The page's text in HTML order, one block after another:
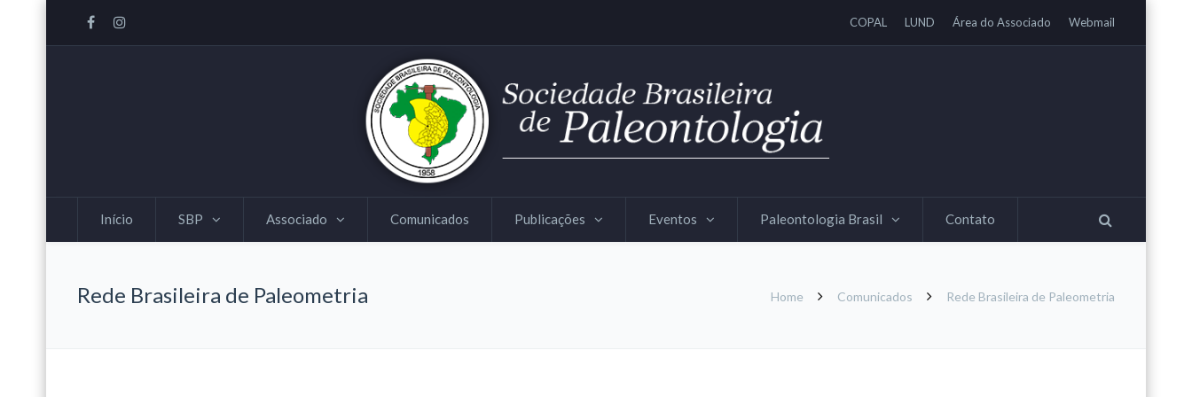
COPAL LUND Área do Associado Webmail
Início SBP Associado Comunicados Publicações Eventos Paleontologia Brasil Contato
Rede Brasileira de Paleometria Home Comunicados Rede Brasileira de Paleometria